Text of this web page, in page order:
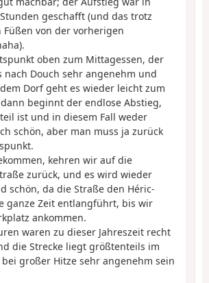
geschafft (und das trotz
Füßen von der vorherigen
oben zum Mittagessen, der
nach Douch sehr angenehm und
Dorf geht es wieder leicht zum
beginnt der endlose Abstieg,
ist und in diesem Fall weder
schön, aber man muss ja zurück
kehren wir auf die
zurück, und es wird wieder
schön, da die Straße den Héric-
ganze Zeit entlangführt, bis wir
ankommen.
waren zu dieser Jahreszeit recht
die Strecke liegt größtenteils im
bei großer Hitze sehr angenehm sein